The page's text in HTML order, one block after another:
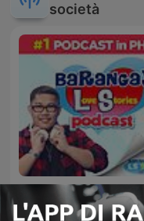
società
Barangay Love Stories